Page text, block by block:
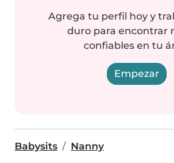
Agrega tu perfil hoy y
duro para encontrar
confiables en tu
Empezar
Babysits Nanny